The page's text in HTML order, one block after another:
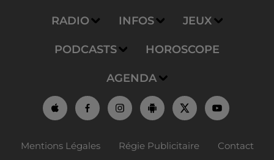
RADIO INFOS JEUX
PODCASTS HOROSCOPE
AGENDA
Mentions Légales Régie Publicitaire Contact